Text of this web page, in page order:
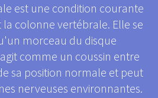
est une condition courante
colonne vertébrale. Elle se
morceau du disque
comme un coussin entre
sa position normale et peut
nerveuses environnantes.